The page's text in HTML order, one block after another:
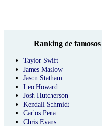
Ranking de famosos
Taylor Swift
James Maslow
Jason Statham
Leo Howard
Josh Hutcherson
Kendall Schmidt
Carlos Pena
Chris Evans